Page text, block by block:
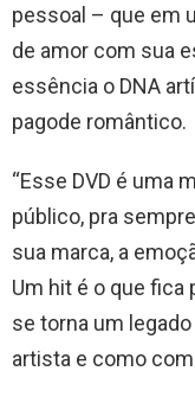
pessoal – que em
de amor com sua
essência o DNA
pagode romântico.
“Esse DVD é uma
público, pra
sua marca, a
Um hit é o que fica
se torna um
artista e como